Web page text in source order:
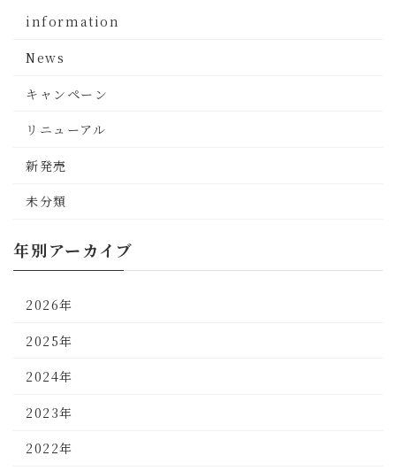
information
News
キャンペーン
リニューアル
新発売
未分類
年別アーカイブ
2026年
2025年
2024年
2023年
2022年